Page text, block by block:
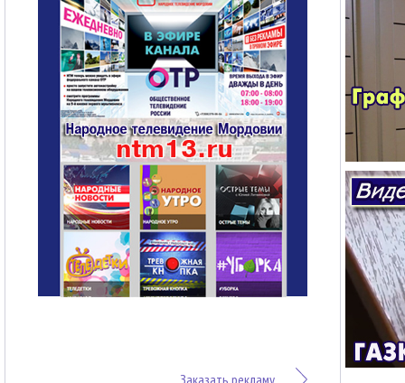
Заказать рекламу